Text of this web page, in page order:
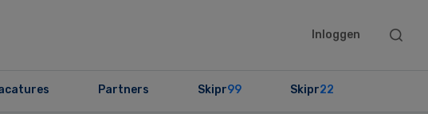
Inloggen
Search
Partners Skipr99 Skipr22